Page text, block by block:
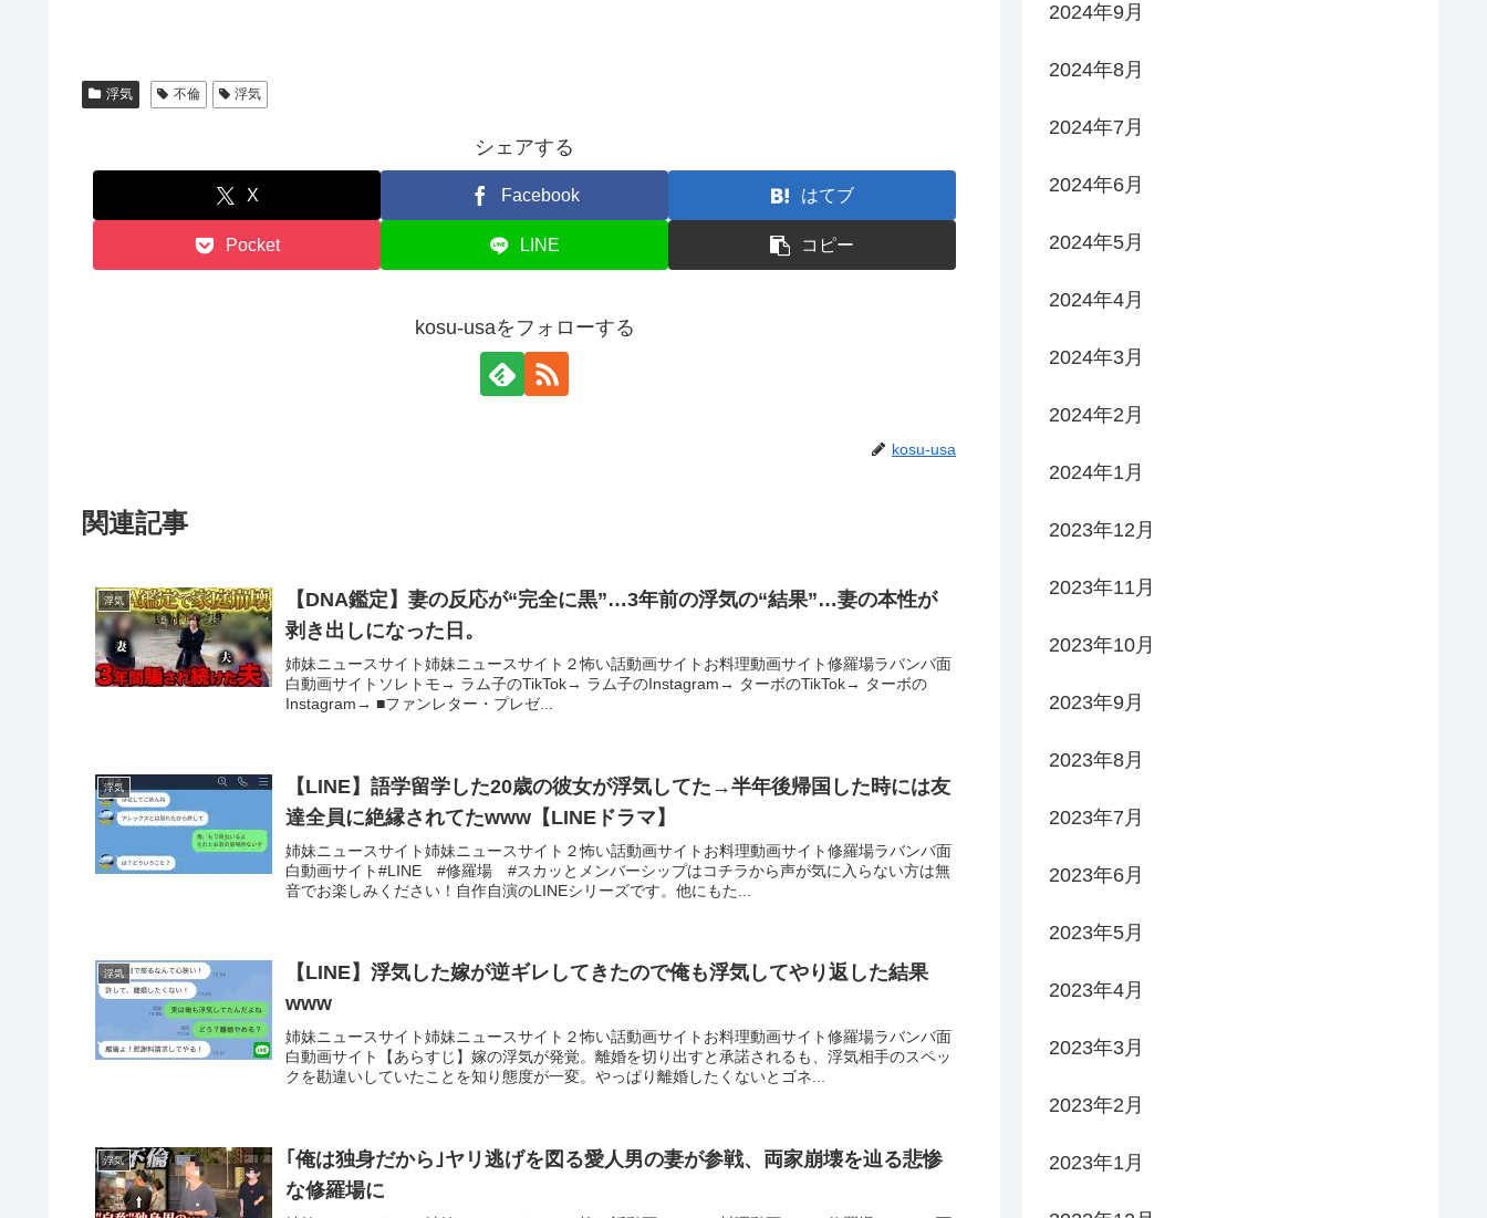
浮気 不倫 浮気
シェアする
X Facebook はてブ
Pocket LINE コピー
kosu-usaをフォローする
kosu-usa
関連記事
浮気
【DNA鑑定】妻の反応が“完全に黒”…3年前の浮気の“結果”…妻の本性が
剥き出しになった日。
姉妹ニュースサイト姉妹ニュースサイト２怖い話動画サイトお料理動画サイト修羅場ラバンバ面
白動画サイトソレトモ→ ラム子のTikTok→ ラム子のInstagram→ ターボのTikTok→ ターボの
Instagram→ ■ファンレター・プレゼ...
浮気
【LINE】語学留学した20歳の彼女が浮気してた→半年後帰国した時には友
達全員に絶縁されてたwww【LINEドラマ】
姉妹ニュースサイト姉妹ニュースサイト２怖い話動画サイトお料理動画サイト修羅場ラバンバ面
白動画サイト#LINE #修羅場 #スカッとメンバーシップはコチラから声が気に入らない方は無
音でお楽しみください！自作自演のLINEシリーズです。他にもた...
浮気
【LINE】浮気した嫁が逆ギレしてきたので俺も浮気してやり返した結果
www
姉妹ニュースサイト姉妹ニュースサイト２怖い話動画サイトお料理動画サイト修羅場ラバンバ面
白動画サイト【あらすじ】嫁の浮気が発覚。離婚を切り出すと承諾されるも、浮気相手のスペッ
クを勘違いしていたことを知り態度が一変。やっぱり離婚したくないとゴネ...
浮気
｢俺は独身だから｣ヤリ逃げを図る愛人男の妻が参戦、両家崩壊を辿る悲惨
な修羅場に
2024年9月
2024年8月
2024年7月
2024年6月
2024年5月
2024年4月
2024年3月
2024年2月
2024年1月
2023年12月
2023年11月
2023年10月
2023年9月
2023年8月
2023年7月
2023年6月
2023年5月
2023年4月
2023年3月
2023年2月
2023年1月